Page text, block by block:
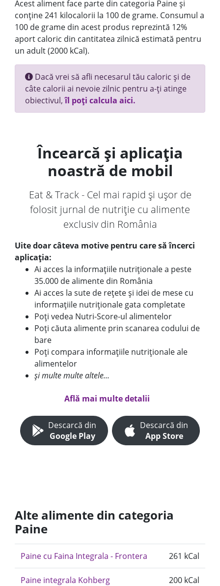
Acest aliment face parte din categoria Paine și
conține 241 kilocalorii la 100 de grame. Consumul a
100 de grame din acest produs reprezintă 12%
aport caloric din cantitatea zilnică estimată pentru
un adult (2000 kCal).
Dacă vrei să afli necesarul tău caloric și de
câte calorii ai nevoie zilnic pentru a-ți atinge
obiectivul,îl poți calcula aici.
Încearcă și aplicația
noastră de mobil
Eat & Track - Cel mai rapid și ușor de
folosit jurnal de nutriție cu alimente
exclusiv din România
Uite doar câteva motive pentru care să încerci
aplicația:
Ai acces la informațiile nutriționale a peste
35.000 de alimente din România
Ai acces la sute de rețete și idei de mese cu
informațiile nutriționale gata completate
Poți vedea Nutri-Score-ul alimentelor
Poți căuta alimente prin scanarea codului de
bare
Poți compara informațiile nutriționale ale
alimentelor
și multe multe altele...
Află mai multe detalii
Descarcă din
Google Play
Descarcă din
App Store
Alte alimente din categoria
Paine
Paine cu Faina Integrala - Frontera 261 kCal
Paine integrala Kohberg 200 kCal